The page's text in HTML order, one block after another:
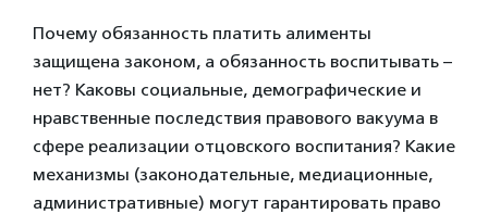
Почему обязанность платить алименты
защищена законом, а обязанность воспитывать –
нет? Каковы социальные, демографические и
нравственные последствия правового вакуума в
сфере реализации отцовского воспитания? Какие
механизмы (законодательные, медиационные,
административные) могут гарантировать право